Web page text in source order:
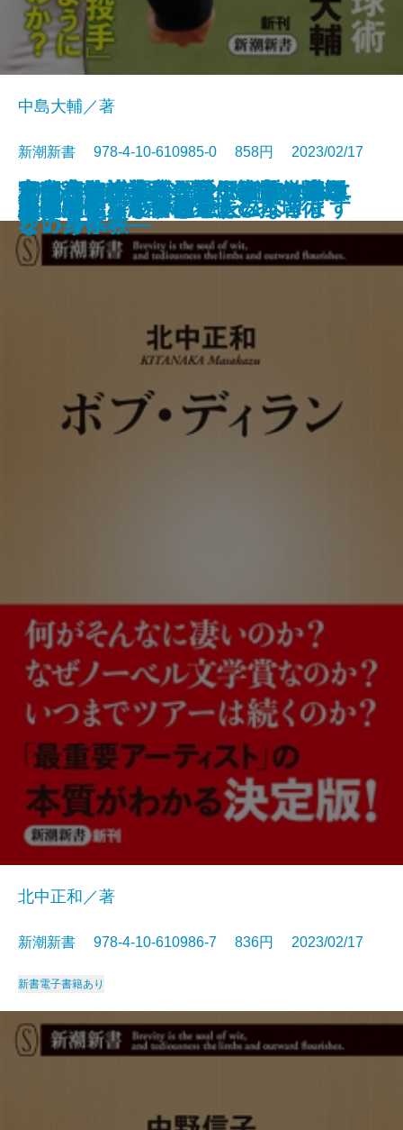
目的への抵抗―シリーズ哲学講話
―
2035年の中国―習近平路線は生き
残るか―
不老脳
国難のインテリジェンス
マイ遍路―札所住職が歩いた四国
八十八ヶ所―
東京大学の式辞―歴代総長の贈る
言葉―
官邸官僚が本音で語る権力の使い
方
うらやましいボケかた
NHK受信料の研究
山本由伸 常識を変える投球術
中島大輔／著
新潮新書 978-4-10-610985-0 858円 2023/02/17
新書電子書籍あり
ボブ・ディラン
北中正和／著
新潮新書 978-4-10-610986-7 836円 2023/02/17
新書電子書籍あり
脳の闇
正義の味方が苦手です
悪さをしない子は悪人になります
患者が知らない開業医の本音
誰が農業を殺すのか
寿命ハック―死なない細胞、老い
ない身体―
シチリアの奇跡―マフィアからエ
シカルへ―
流山がすごい
デマ・陰謀論・カルト―スマホ教
という宗教―